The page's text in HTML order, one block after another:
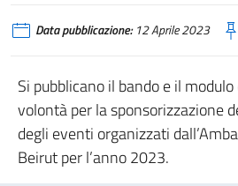
Data pubblicazione:12 Aprile 2023
Si pubblicano il bando e il
volontà per la sponsorizzazione
degli eventi organizzati
Beirut per l’anno 2023.